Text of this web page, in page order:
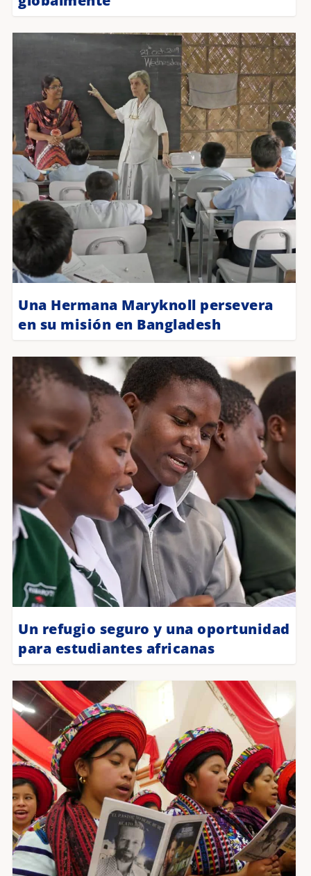
Una Hermana Maryknoll persevera
en su misión en Bangladesh
Un refugio seguro y una oportunidad
para estudiantes africanas